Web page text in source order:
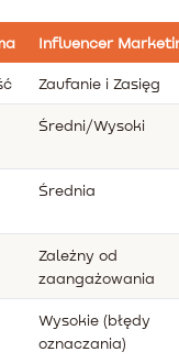
Influencer
Zaufanie i Zasięg
Średni/Wysoki
Średnia
Zależny od
zaangażowania
Wysokie (błędy
oznaczania)